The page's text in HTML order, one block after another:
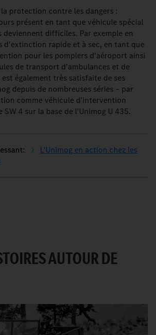
protection contre les dangers :
présent en tant que véhicule spécial
deviennent difficiles. Par exemple en
d'extinction rapide et à sec, en tant que
pour les pompiers d'aéroport ainsi
de transport d'ambulances et de
également très satisfaite de ses
depuis de nombreuses séries – par
comme véhicule d'intervention
SW 4 sur la base de l'Unimog U 435.
L'Unimog en action chez les
AUTOUR DE